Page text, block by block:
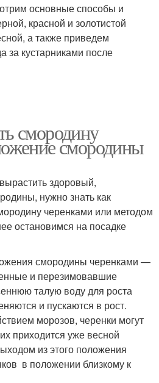
основные способы и
красной и золотистой
а также приведем
за кустарниками после
смородину
смородины
здоровый,
нужно знать как
черенками или методом
остановимся на посадке
смородины черенками —
и перезимовавшие
талую воду для роста
и пускаются в рост.
морозов, черенки могут
приходится уже весной
из этого положения
в положении близкому к